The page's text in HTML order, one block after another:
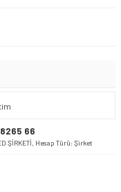
66
ŞİRKETİ, Hesap Türü: Şirket